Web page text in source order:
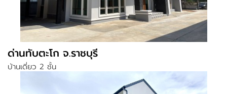
ด่านทับตะโก จ.ราชบุรี
บ้านเดี่ยว 2 ชั้น